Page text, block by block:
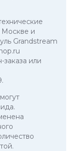
Москве и
Grandstream
заказа или
.